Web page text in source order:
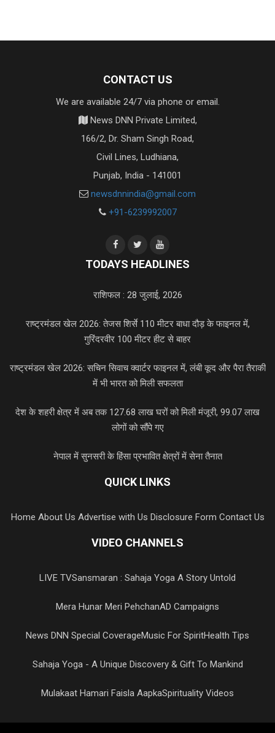
CONTACT US
We are available 24/7 via phone or email.
News DNN Private Limited,
166/2, Dr. Sham Singh Road,
Civil Lines, Ludhiana,
Punjab, India - 141001
newsdnnindia@gmail.com
+91-6239992007
TODAYS HEADLINES
राशिफल : 28 जुलाई, 2026
राष्ट्रमंडल खेल 2026: तेजस शिर्से 110 मीटर बाधा दौड़ के फाइनल में,
गुरिंदरवीर 100 मीटर हीट से बाहर
राष्ट्रमंडल खेल 2026: सचिन सिवाच क्वार्टर फाइनल में, लंबी कूद और पैरा तैराकी
में भी भारत को मिली सफलता
देश के शहरी क्षेत्र में अब तक 127.68 लाख घरों को मिली मंजूरी, 99.07 लाख
लोगों को सौंपे गए
नेपाल में सुनसरी के हिंसा प्रभावित क्षेत्रों में सेना तैनात
QUICK LINKS
Home About Us Advertise with Us Disclosure Form Contact Us
VIDEO CHANNELS
LIVE TVSansmaran : Sahaja Yoga A Story Untold
Mera Hunar Meri PehchanAD Campaigns
News DNN Special CoverageMusic For SpiritHealth Tips
Sahaja Yoga - A Unique Discovery & Gift To Mankind
Mulakaat Hamari Faisla AapkaSpirituality Videos